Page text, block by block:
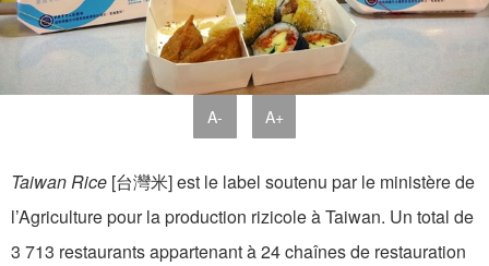
A- A+
Taiwan Rice [台灣米] est le label soutenu par le ministère de
l’Agriculture pour la production rizicole à Taiwan. Un total de
3 713 restaurants appartenant à 24 chaînes de restauration